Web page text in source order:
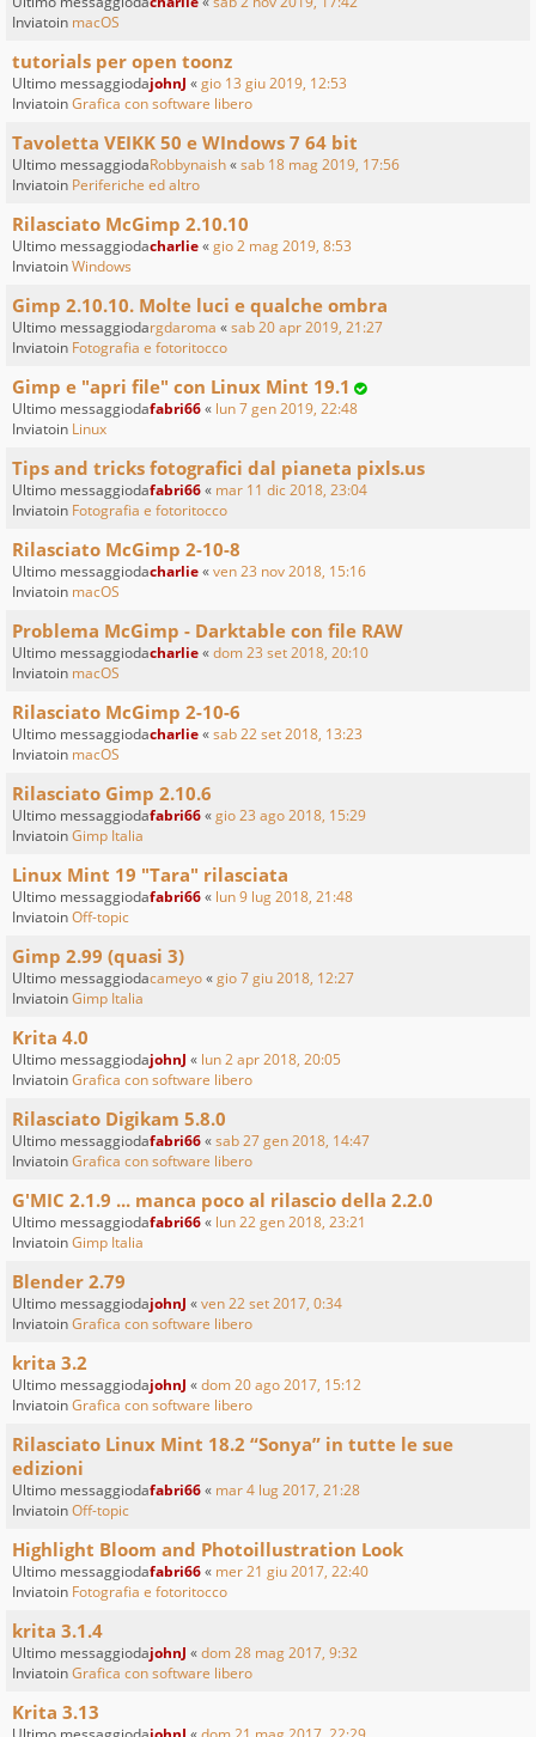
Inviatoin macOS
tutorials per open toonz
Ultimo messaggiodajohnJ «gio 13 giu 2019, 12:53
InviatoinGrafica con software libero
Tavoletta VEIKK 50 e WIndows 7 64 bit
Ultimo messaggiodaRobbynaish«sab 18 mag 2019, 17:56
Inviatoin Periferiche ed altro
Rilasciato McGimp 2.10.10
Ultimo messaggiodacharlie«gio 2 mag 2019, 8:53
InviatoinWindows
Gimp 2.10.10. Molte luci e qualche ombra
Ultimo messaggiodargdaroma «sab 20 apr 2019, 21:27
Inviatoin Fotografia e fotoritocco
Gimp e "apri file" con Linux Mint 19.1
Ultimo messaggiodafabri66« lun 7 gen 2019, 22:48
Inviatoin Linux
Tips and tricks fotografici dal pianeta pixls.us
Ultimo messaggiodafabri66« mar 11 dic 2018, 23:04
Inviatoin Fotografia e fotoritocco
Rilasciato McGimp 2-10-8
Ultimo messaggiodacharlie«ven 23 nov 2018, 15:16
Inviatoin macOS
Problema McGimp - Darktable con file RAW
Ultimo messaggiodacharlie«dom 23 set 2018, 20:10
Inviatoin macOS
Rilasciato McGimp 2-10-6
Ultimo messaggiodacharlie«sab 22 set 2018, 13:23
Inviatoin macOS
Rilasciato Gimp 2.10.6
Ultimo messaggiodafabri66«gio 23 ago 2018, 15:29
InviatoinGimp Italia
Linux Mint 19 "Tara" rilasciata
Ultimo messaggiodafabri66« lun 9 lug 2018, 21:48
InviatoinOff-topic
Gimp 2.99 (quasi 3)
Ultimo messaggiodacameyo«gio 7 giu 2018, 12:27
InviatoinGimp Italia
Krita 4.0
Ultimo messaggiodajohnJ « lun 2 apr 2018, 20:05
InviatoinGrafica con software libero
Rilasciato Digikam 5.8.0
Ultimo messaggiodafabri66«sab 27 gen 2018, 14:47
InviatoinGrafica con software libero
G'MIC 2.1.9 ... manca poco al rilascio della 2.2.0
Ultimo messaggiodafabri66« lun 22 gen 2018, 23:21
InviatoinGimp Italia
Blender 2.79
Ultimo messaggiodajohnJ «ven 22 set 2017, 0:34
InviatoinGrafica con software libero
krita 3.2
Ultimo messaggiodajohnJ «dom 20 ago 2017, 15:12
InviatoinGrafica con software libero
Rilasciato Linux Mint 18.2 “Sonya” in tutte le sue
edizioni
Ultimo messaggiodafabri66« mar 4 lug 2017, 21:28
InviatoinOff-topic
Highlight Bloom and Photoillustration Look
Ultimo messaggiodafabri66« mer 21 giu 2017, 22:40
Inviatoin Fotografia e fotoritocco
krita 3.1.4
Ultimo messaggiodajohnJ «dom 28 mag 2017, 9:32
InviatoinGrafica con software libero
Krita 3.13